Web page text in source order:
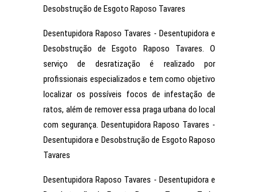
Desobstrução de Esgoto Raposo Tavares
Desentupidora Raposo Tavares - Desentupidora e
Desobstrução de Esgoto Raposo Tavares. O
serviço de desratização é realizado por
profissionais especializados e tem como objetivo
localizar os possíveis focos de infestação de
ratos, além de remover essa praga urbana do local
com segurança. Desentupidora Raposo Tavares -
Desentupidora e Desobstrução de Esgoto Raposo
Tavares
Desentupidora Raposo Tavares - Desentupidora e